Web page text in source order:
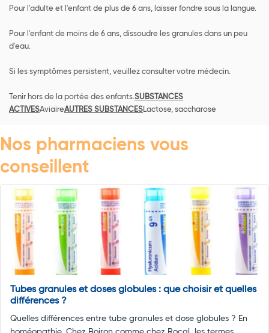
Pour l'adulte et l'enfant de plus de 6 ans, laisser fondre sous la langue.
Pour l'enfant de moins de 6 ans, dissoudre les granules dans un peu
d'eau.
Si les symptômes persistent, veuillez consulter votre médecin.
Tenir hors de la portée des enfants.SUBSTANCES
ACTIVESAviaireAUTRES SUBSTANCESLactose, saccharose
Nos pharmaciens vous
conseillent
Tubes granules et doses globules : que choisir et quelles
différences ?
Quelles différences entre tube granules et dose globules ? En